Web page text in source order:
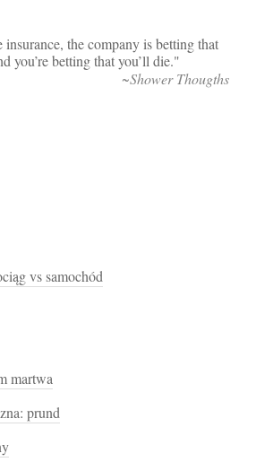
the company is betting that
you’re betting that you’ll die.
~Shower Thougths
vs samochód
martwa
prund